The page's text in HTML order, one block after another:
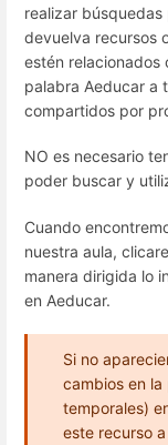
realizar
devuelva recursos
estén relacionados
palabra Aeducar a
compartidos por
NO es necesario
poder buscar y
Cuando
nuestra aula,
manera dirigida lo
en Aeducar.
Si no
cambios en
temporales)
este recurso